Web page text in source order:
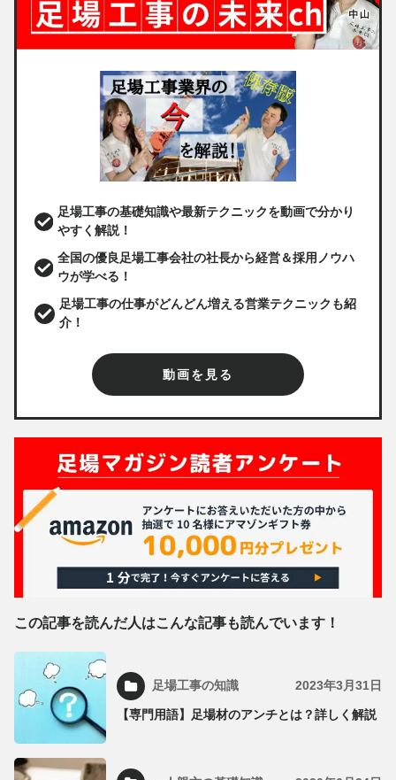
足場工事の基礎知識や最新テクニックを動画で分かり
やすく解説！
全国の優良足場工事会社の社長から経営＆採用ノウハ
ウが学べる！
足場工事の仕事がどんどん増える営業テクニックも紹
介！
動画を見る
この記事を読んだ人はこんな記事も読んでいます！
足場工事の知識 2023年3月31日
【専門用語】足場材のアンチとは？詳しく解説